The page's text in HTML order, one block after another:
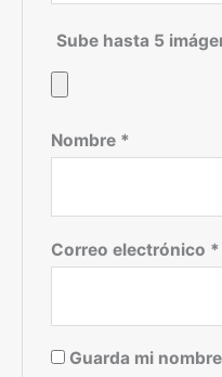
Sube hasta 5
Nombre *
Correo electrónico *
Guarda mi